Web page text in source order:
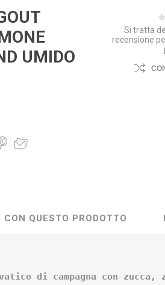
UMIDO
Si tratta
recensione
QUESTO PRODOTTO
di campagna con